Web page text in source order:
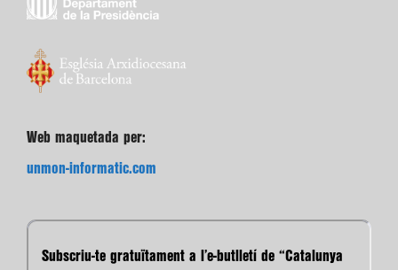
Web maquetada per:
unmon-informatic.com
Subscriu-te gratuïtament a l’e-butlletí de “Catalunya